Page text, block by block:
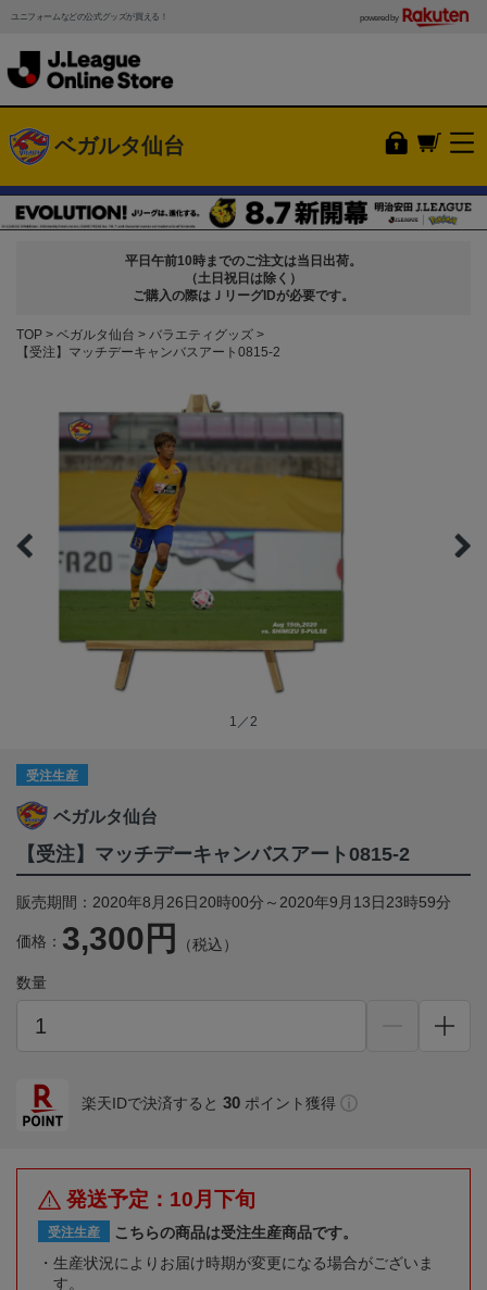
ユニフォームなどの公式グッズが買える！ powered by
ベガルタ仙台
平日午前10時までのご注文は当日出荷。
（土日祝日は除く）
ご購入の際はＪリーグIDが必要です。
TOP ベガルタ仙台
バラエティグッズ
【受注】マッチデーキャンバスアート0815-2
1／2
受注生産
ベガルタ仙台
【受注】マッチデーキャンバスアート0815-2
販売期間：2020年8月26日20時00分～2020年9月13日23時59分
価格： 3,300円 （税込）
数量
楽天IDで決済すると 30 ポイント獲得
発送予定：10月下旬
受注生産
こちらの商品は受注生産商品です。
生産状況によりお届け時期が変更になる場合がございま
す。